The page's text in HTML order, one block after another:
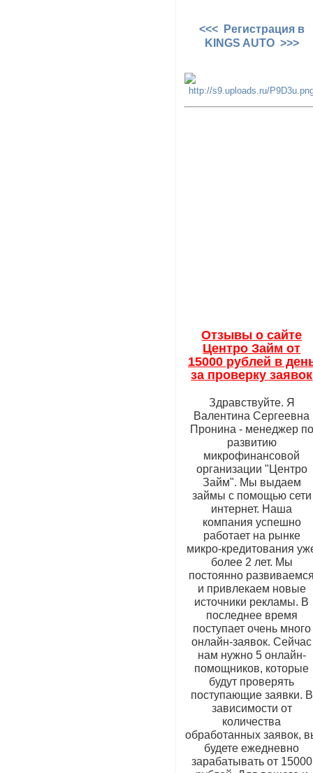
<<< Регистрация в
KINGS AUTO >>>
Отзывы о сайте
Центро Займ от
15000 рублей в
за проверку заявок
Здравствуйте. Я
Валентина Сергеевна
Пронина - менеджер по
развитию
микрофинансовой
организации "Центро
Займ". Мы выдаем
займы с помощью сети
интернет. Наша
компания успешно
работает на рынке
микро-кредитования
более 2 лет. Мы
постоянно
и привлекаем новые
источники рекламы. В
последнее время
поступает очень много
онлайн-заявок. Сейчас
нам нужно 5 онлайн-
помощников, которые
будут проверять
поступающие заявки. В
зависимости от
количества
обработанных заявок,
будете ежедневно
зарабатывать от 15000